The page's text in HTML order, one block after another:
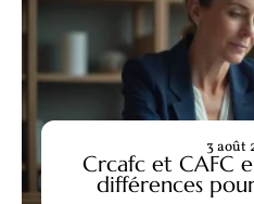
Crcafc et CAFC
différences
3 août